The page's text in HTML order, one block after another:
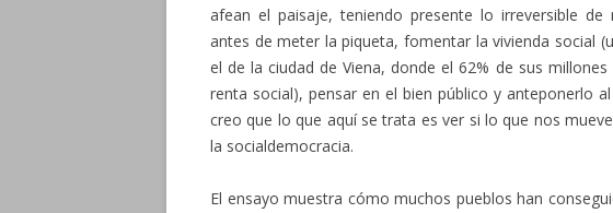
afean el paisaje, teniendo presente lo irreversible de
antes de meter la piqueta, fomentar la vivienda social
el de la ciudad de Viena, donde el 62% de sus
renta social), pensar en el bien público y anteponerlo
creo que lo que aquí se trata es ver si lo que nos
la socialdemocracia.
El ensayo muestra cómo muchos pueblos han